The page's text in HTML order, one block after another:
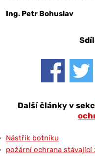
Ing. Petr Bohuslav
Další články v
Nástřik botníku
požární ochrana